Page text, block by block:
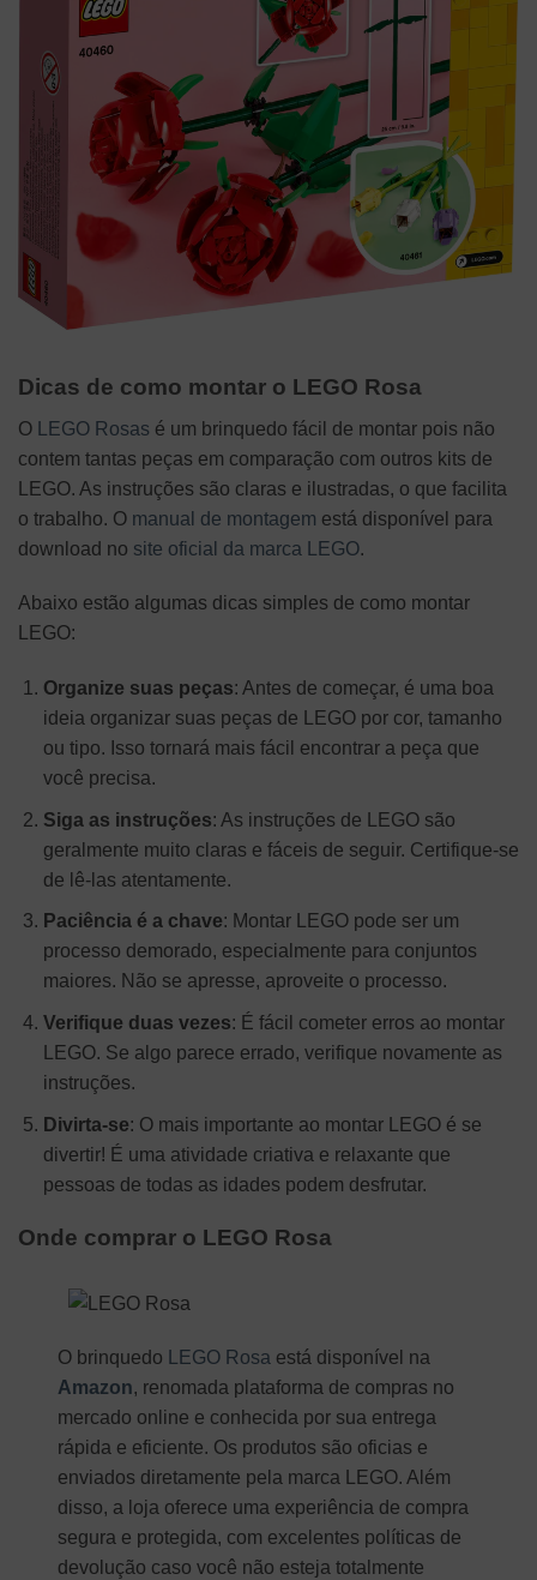
Dicas de como montar o LEGO Rosa
O LEGO Rosas é um brinquedo fácil de montar pois não
contem tantas peças em comparação com outros kits de
LEGO. As instruções são claras e ilustradas, o que facilita
o trabalho. O manual de montagem está disponível para
download no site oficial da marca LEGO.
Abaixo estão algumas dicas simples de como montar
LEGO:
Organize suas peças: Antes de começar, é uma boa
ideia organizar suas peças de LEGO por cor, tamanho
ou tipo. Isso tornará mais fácil encontrar a peça que
você precisa.
Siga as instruções: As instruções de LEGO são
geralmente muito claras e fáceis de seguir. Certifique-se
de lê-las atentamente.
Paciência é a chave: Montar LEGO pode ser um
processo demorado, especialmente para conjuntos
maiores. Não se apresse, aproveite o processo.
Verifique duas vezes: É fácil cometer erros ao montar
LEGO. Se algo parece errado, verifique novamente as
instruções.
Divirta-se: O mais importante ao montar LEGO é se
divertir! É uma atividade criativa e relaxante que
pessoas de todas as idades podem desfrutar.
Onde comprar o LEGO Rosa
O brinquedo LEGO Rosa está disponível na
Amazon, renomada plataforma de compras no
mercado online e conhecida por sua entrega
rápida e eficiente. Os produtos são oficias e
enviados diretamente pela marca LEGO. Além
disso, a loja oferece uma experiência de compra
segura e protegida, com excelentes políticas de
devolução caso você não esteja totalmente